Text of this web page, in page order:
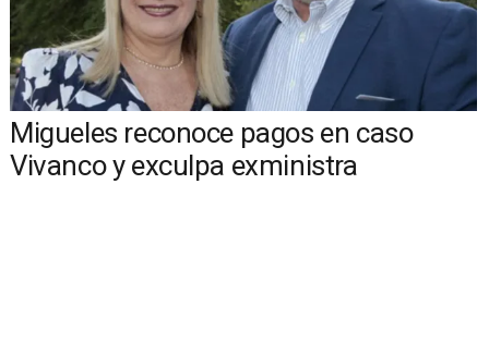
Migueles reconoce pagos en caso
Vivanco y exculpa exministra